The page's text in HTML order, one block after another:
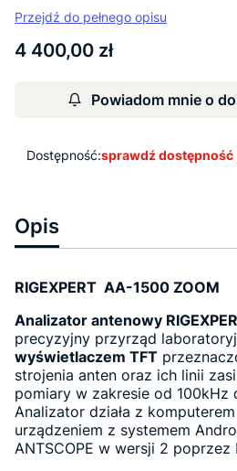
Przejdź do pełnego opisu
Cena
4 400,00 zł
Powiadom mnie o
Dostępność:sprawdź
Opis
RIGEXPERT AA-1500 ZOOM
Analizator antenowy
precyzyjny przyrząd
wyświetlaczem TFT
strojenia anten oraz ich linii
pomiary w zakresie od 100kHz
Analizator działa z
urządzeniem z systemem
ANTSCOPE w wersji 2 poprzez